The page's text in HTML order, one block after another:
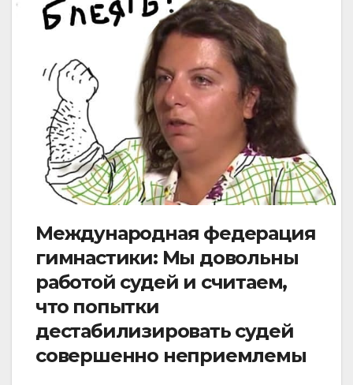
Международная федерация
гимнастики: Мы довольны
работой судей и считаем,
что попытки
дестабилизировать судей
совершенно неприемлемы